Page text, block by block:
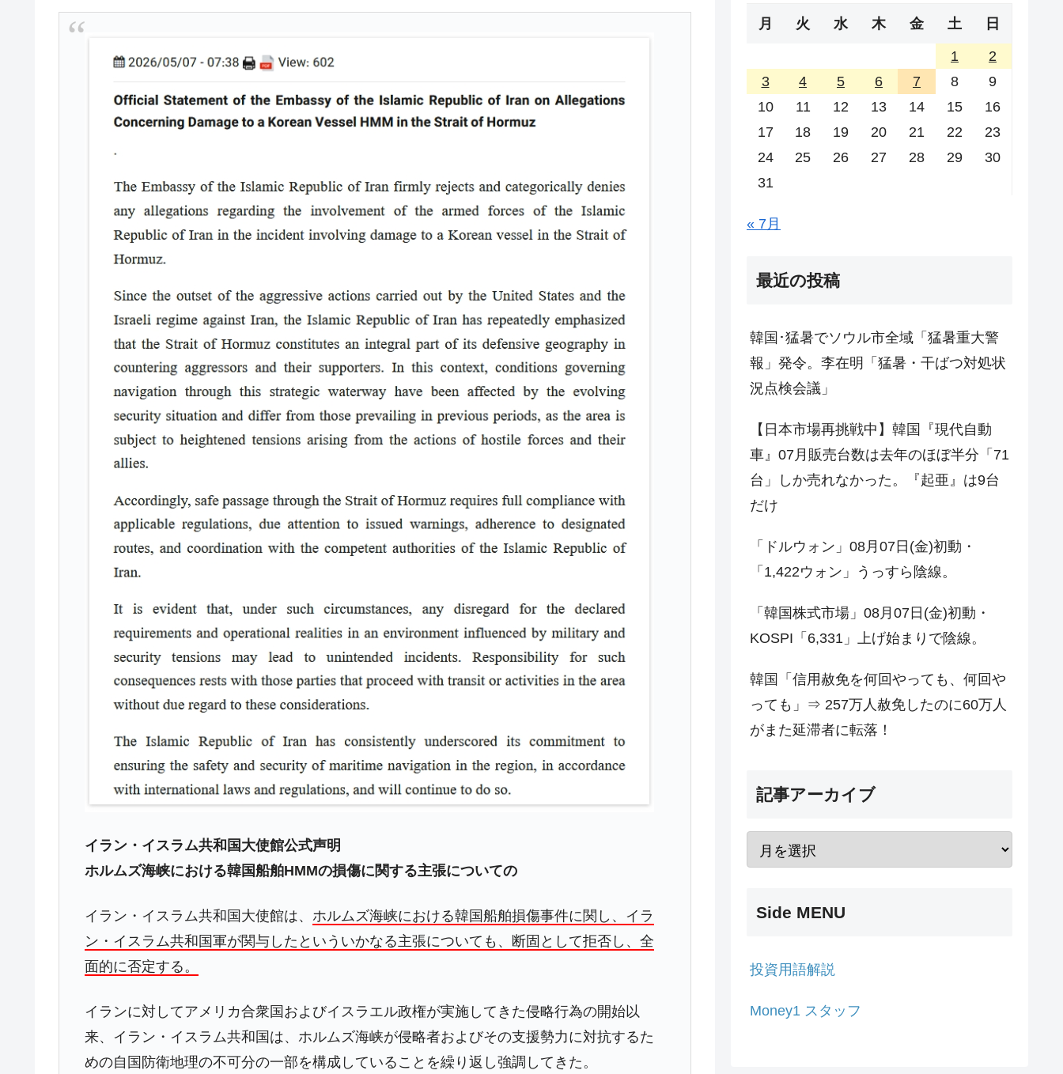
『Money1』
『Money1』 韓国「橋が落ちました」⇒ 耐久性「なさすぎ」では。
する差別。許してはおかぬ
『Money1』 韓国ボンクラ政策室長･金容範、株価暴落に他人事のような発言。
『Money1』 韓国半導体『SKハイニックス』2026年2Qの業績「史上最高益」当期純利益は前年同期比13.4倍に。
『Money1』
【速報】韓国株式市場の暴落・本日07月29日(水)もサイドカー・サーキットブレイカーの二段コンボ
『Money1』 IT産業は人を雇用する効果は低い。全産業の半分未満しか雇用を生まない
韓国「株式市場が賭博場のように変質したのは政界の責任だ」
夏の甲子園、優勝校を最も多く輩出している都道府県とは？
今話題の「楽天ライオンズ」とは？
奇跡の毛色「白毛馬」とは？
全て勝つといくら？ 競馬GI競走で勝利騎手がもらえる賞金とは？
平成仮面ライダーの意外すぎるモチーフとは？
発表から2日で大崩壊、鳴かず飛ばずに終わりそうなスーパーリーグとは？
日本人マスターズ挑戦の歴史。松山以前に最高位だった選手とは？
甲子園通算本塁打、最多の清原に次いで多く打っている意外な選手とは？
セレクトセールの高額取引馬が稼いだ金額とは？
イラン・イスラム共和国大使館公式声明
ホルムズ海峡における韓国船舶HMMの損傷に関する主張についての
イラン・イスラム共和国大使館は、 ホルムズ海峡における韓国船舶損傷事件に関し、イラ
ン・イスラム共和国軍が関与したといういかなる主張についても、断固として拒否し、全
面的に否定する。
イランに対してアメリカ合衆国およびイスラエル政権が実施してきた侵略行為の開始以
来、イラン・イスラム共和国は、ホルムズ海峡が侵略者およびその支援勢力に対抗するた
めの自国防衛地理の不可分の一部を構成していることを繰り返し強調してきた。
月 火 水 木 金 土 日
1
2
3
4 5 6 7 8
9
10
11 12 13 14 15
16
17
18 19 20 21 22
23
24
25 26 27 28 29
30
31
« 7月
最近の投稿
韓国･猛暑でソウル市全域「猛暑重大警
報」発令。李在明「猛暑・干ばつ対処状
況点検会議」
【日本市場再挑戦中】韓国『現代自動
車』07月販売台数は去年のほぼ半分「71
台」しか売れなかった。『起亜』は9台
だけ
「ドルウォン」08月07日(金)初動・
「1,422ウォン」うっすら陰線。
「韓国株式市場」08月07日(金)初動・
KOSPI「6,331」上げ始まりで陰線。
韓国「信用赦免を何回やっても、何回や
っても」⇒ 257万人赦免したのに60万人
がまた延滞者に転落！
記事アーカイブ
Side MENU
投資用語解説
Money1 スタッフ